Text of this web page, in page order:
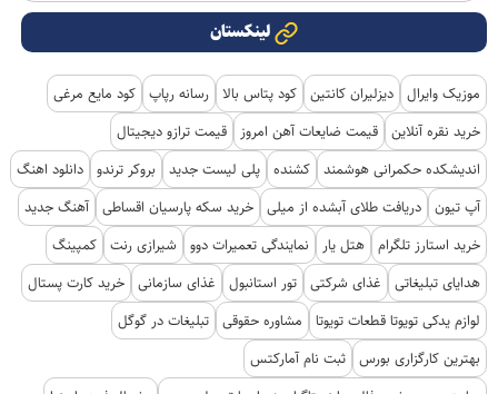
لینکستان
موزیک وایرال دیزلیران کانتین کود پتاس بالا رسانه رپاپ کود مایع مرغی
خرید نقره آنلاین قیمت ضایعات آهن امروز
قیمت ترازو دیجیتال
اندیشکده حکمرانی هوشمند کشنده پلی لیست جدید بروکر ترندو دانلود اهنگ
آپ تیون دریافت طلای آبشده از میلی خرید سکه پارسیان اقساطی آهنگ جدید
خرید استارز تلگرام هتل یار نمایندگی تعمیرات دوو شیرازی رنت کمپینگ
هدایای تبلیغاتی
غذای شرکتی تور استانبول غذای سازمانی خرید کارت پستال
لوازم یدکی تویوتا قطعات تویوتا
مشاوره حقوقی تبلیغات در گوگل
بهترین کارگزاری بورس ثبت نام آمارکتس